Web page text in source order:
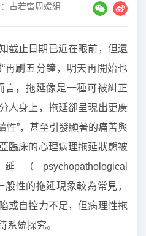
古若雷周媛組
截止日期已近在眼前，但還
再刷五分鐘，明天再開始也
言，拖延像是一種可被糾正
人身上，拖延卻呈現出更廣
性”，甚至引發顯著的痛苦與
臨床的心理病理拖延狀態被
性的拖延現象較為常見，
或自控力不足，但病理性拖
系統探究。